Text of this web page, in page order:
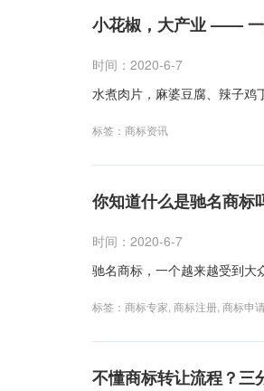
小花椒，大产业 ——
时间：2020-6-7
水煮肉片，麻婆豆腐、辣子
标签： 商标资讯
你知道什么是驰名商标
时间：2020-6-7
驰名商标，一个越来越受到
标签： 商标专家 商标注册 商标申
不懂商标转让流程？三